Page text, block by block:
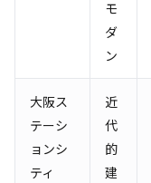
モ
ダ
ン
大阪ス
テーシ
ョンシ
ティ
近
代
的
建